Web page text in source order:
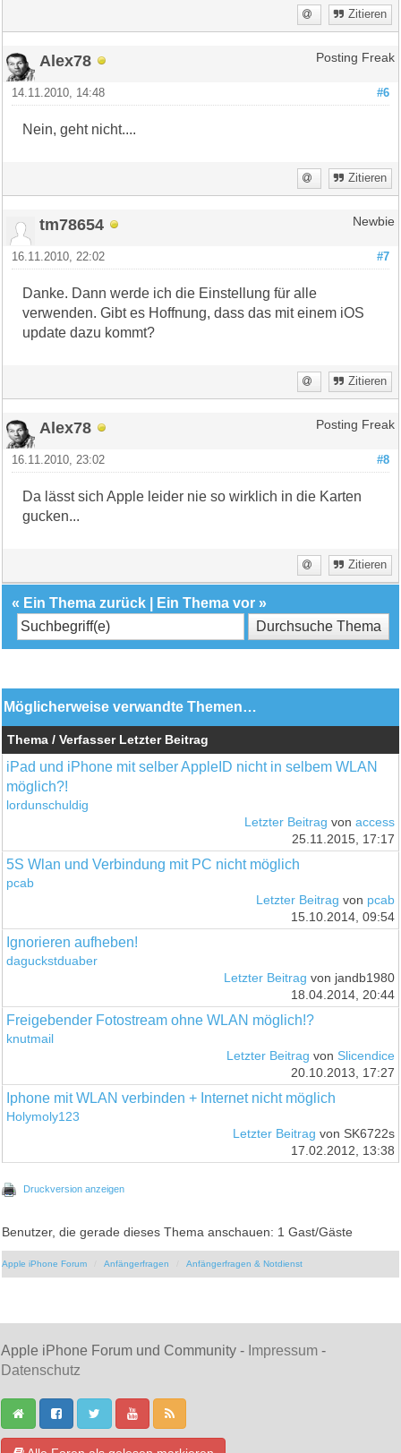
Zitieren
Alex78 Posting Freak
#6
14.11.2010, 14:48
Nein, geht nicht....
Zitieren
tm78654 Newbie
#7
16.11.2010, 22:02
Danke. Dann werde ich die Einstellung für alle
verwenden. Gibt es Hoffnung, dass das mit einem iOS
update dazu kommt?
Zitieren
Alex78 Posting Freak
#8
16.11.2010, 23:02
Da lässt sich Apple leider nie so wirklich in die Karten
gucken...
Zitieren
« Ein Thema zurück Ein Thema vor »
Möglicherweise verwandte Themen…
Thema / Verfasser Letzter Beitrag
iPad und iPhone mit selber AppleID nicht in selbem WLAN
möglich?!
lordunschuldig
Letzter Beitrag von access
25.11.2015, 17:17
5S Wlan und Verbindung mit PC nicht möglich
pcab
Letzter Beitrag von pcab
15.10.2014, 09:54
Ignorieren aufheben!
daguckstduaber
Letzter Beitrag von jandb1980
18.04.2014, 20:44
Freigebender Fotostream ohne WLAN möglich!?
knutmail
Letzter Beitrag von Slicendice
20.10.2013, 17:27
Iphone mit WLAN verbinden + Internet nicht möglich
Holymoly123
Letzter Beitrag von SK6722s
17.02.2012, 13:38
Druckversion anzeigen
Benutzer, die gerade dieses Thema anschauen: 1 Gast/Gäste
Apple iPhone Forum Anfängerfragen Anfängerfragen & Notdienst
Apple iPhone Forum und Community - Impressum -
Datenschutz